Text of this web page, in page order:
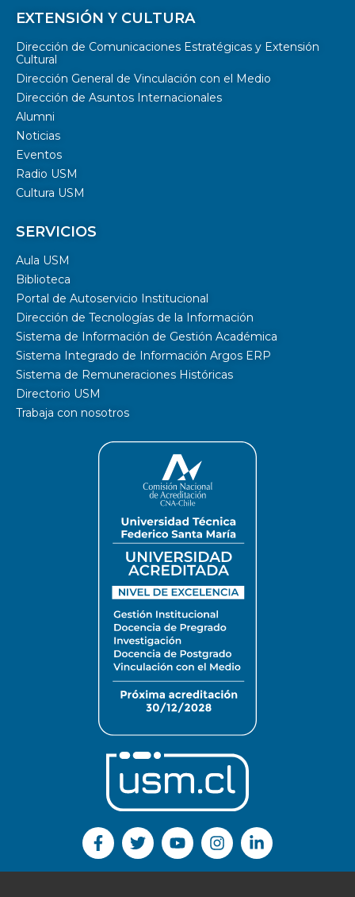
EXTENSIÓN Y CULTURA
Dirección de Comunicaciones Estratégicas y Extensión
Cultural
Dirección General de Vinculación con el Medio
Dirección de Asuntos Internacionales
Alumni
Noticias
Eventos
Radio USM
Cultura USM
SERVICIOS
Aula USM
Biblioteca
Portal de Autoservicio Institucional
Dirección de Tecnologías de la Información
Sistema de Información de Gestión Académica
Sistema Integrado de Información Argos ERP
Sistema de Remuneraciones Históricas
Directorio USM
Trabaja con nosotros